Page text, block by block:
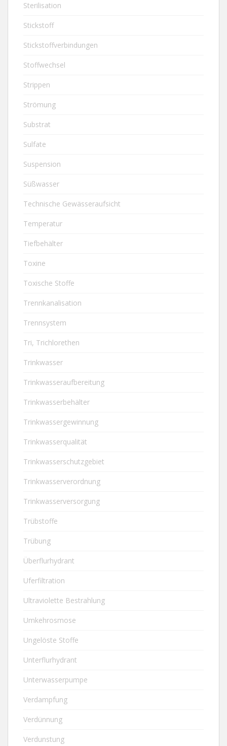
Sterilisation
Stickstoff
Stickstoffverbindungen
Stoffwechsel
Strippen
Strömung
Substrat
Sulfate
Suspension
Süßwasser
Technische Gewässeraufsicht
Temperatur
Tiefbehälter
Toxine
Toxische Stoffe
Trennkanalisation
Trennsystem
Tri, Trichlorethen
Trinkwasser
Trinkwasseraufbereitung
Trinkwasserbehälter
Trinkwassergewinnung
Trinkwasserqualität
Trinkwasserschutzgebiet
Trinkwasserverordnung
Trinkwasserversorgung
Trübstoffe
Trübung
Überflurhydrant
Uferfiltration
Ultraviolette Bestrahlung
Umkehrosmose
Ungelöste Stoffe
Unterflurhydrant
Unterwasserpumpe
Verdampfung
Verdünnung
Verdunstung